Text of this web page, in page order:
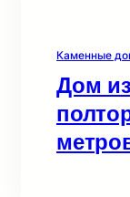
Каменные
Дом